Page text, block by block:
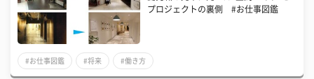
プロジェクトの裏側 #お仕事図鑑
#お仕事図鑑 #将来 #働き方